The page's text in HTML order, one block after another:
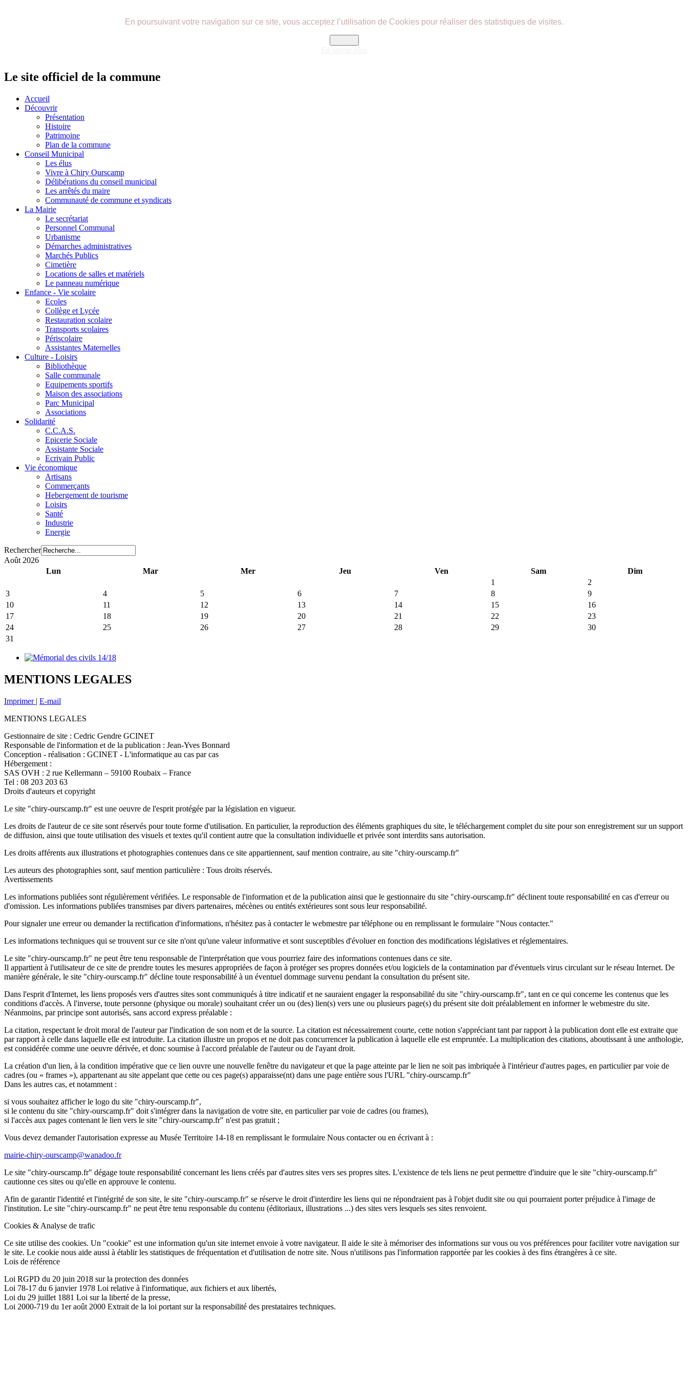
En poursuivant votre navigation sur ce site, vous acceptez l’utilisation de Cookies pour réaliser des statistiques de visites.
Le site officiel de la commune
Accueil
Découvrir
Présentation
Histoire
Patrimoine
Plan de la commune
Conseil Municipal
Les élus
Vivre à Chiry Ourscamp
Délibérations du conseil municipal
Les arrêtés du maire
Communauté de commune et syndicats
La Mairie
Le secrétariat
Personnel Communal
Urbanisme
Démarches administratives
Marchés Publics
Cimetière
Locations de salles et matériels
Le panneau numérique
Enfance - Vie scolaire
Ecoles
Collège et Lycée
Restauration scolaire
Transports scolaires
Périscolaire
Assistantes Maternelles
Culture - Loisirs
Bibliothèque
Salle communale
Equipements sportifs
Maison des associations
Parc Municipal
Associations
Solidarité
C.C.A.S.
Epicerie Sociale
Assistante Sociale
Ecrivain Public
Vie économique
Artisans
Commerçants
Hebergement de tourisme
Loisirs
Santé
Industrie
Energie
Rechercher
Août 2026
Lun
Mar Mer Jeu Ven Sam
Dim
1
2
3
4 5 6 7 8
9
10
11 12 13 14 15
16
17
18 19 20 21 22
23
24
25 26 27 28 29
30
31
MENTIONS LEGALES
Imprimer | E-mail
MENTIONS LEGALES
Gestionnaire de site : Cedric Gendre GCINET
Responsable de l'information et de la publication : Jean-Yves Bonnard
Conception - réalisation : GCINET - L'informatique au cas par cas
Hébergement :
SAS OVH : 2 rue Kellermann – 59100 Roubaix – France
Tel : 08 203 203 63
Droits d'auteurs et copyright
Le site "chiry-ourscamp.fr" est une oeuvre de l'esprit protégée par la législation en vigueur.
Les droits de l'auteur de ce site sont réservés pour toute forme d'utilisation. En particulier, la reproduction des éléments graphiques du site, le téléchargement complet du site pour son enregistrement sur un support
de diffusion, ainsi que toute utilisation des visuels et textes qu'il contient autre que la consultation individuelle et privée sont interdits sans autorisation.
Les droits afférents aux illustrations et photographies contenues dans ce site appartiennent, sauf mention contraire, au site "chiry-ourscamp.fr"
Les auteurs des photographies sont, sauf mention particulière : Tous droits réservés.
Avertissements
Les informations publiées sont régulièrement vérifiées. Le responsable de l'information et de la publication ainsi que le gestionnaire du site "chiry-ourscamp.fr" déclinent toute responsabilité en cas d'erreur ou
d'omission. Les informations publiées transmises par divers partenaires, mécènes ou entités extérieures sont sous leur responsabilité.
Pour signaler une erreur ou demander la rectification d'informations, n'hésitez pas à contacter le webmestre par téléphone ou en remplissant le formulaire "Nous contacter."
Les informations techniques qui se trouvent sur ce site n'ont qu'une valeur informative et sont susceptibles d'évoluer en fonction des modifications législatives et réglementaires.
Le site "chiry-ourscamp.fr" ne peut être tenu responsable de l'interprétation que vous pourriez faire des informations contenues dans ce site.
Il appartient à l'utilisateur de ce site de prendre toutes les mesures appropriées de façon à protéger ses propres données et/ou logiciels de la contamination par d'éventuels virus circulant sur le réseau Internet. De
manière générale, le site "chiry-ourscamp.fr" décline toute responsabilité à un éventuel dommage survenu pendant la consultation du présent site.
Dans l'esprit d'Internet, les liens proposés vers d'autres sites sont communiqués à titre indicatif et ne sauraient engager la responsabilité du site "chiry-ourscamp.fr", tant en ce qui concerne les contenus que les
conditions d'accès. A l'inverse, toute personne (physique ou morale) souhaitant créer un ou (des) lien(s) vers une ou plusieurs page(s) du présent site doit préalablement en informer le webmestre du site.
Néanmoins, par principe sont autorisés, sans accord express préalable :
La citation, respectant le droit moral de l'auteur par l'indication de son nom et de la source. La citation est nécessairement courte, cette notion s'appréciant tant par rapport à la publication dont elle est extraite que
par rapport à celle dans laquelle elle est introduite. La citation illustre un propos et ne doit pas concurrencer la publication à laquelle elle est empruntée. La multiplication des citations, aboutissant à une anthologie,
est considérée comme une oeuvre dérivée, et donc soumise à l'accord préalable de l'auteur ou de l'ayant droit.
La création d'un lien, à la condition impérative que ce lien ouvre une nouvelle fenêtre du navigateur et que la page atteinte par le lien ne soit pas imbriquée à l'intérieur d'autres pages, en particulier par voie de
cadres (ou « frames »), appartenant au site appelant que cette ou ces page(s) apparaisse(nt) dans une page entière sous l'URL "chiry-ourscamp.fr"
Dans les autres cas, et notamment :
si vous souhaitez afficher le logo du site "chiry-ourscamp.fr",
si le contenu du site "chiry-ourscamp.fr" doit s'intégrer dans la navigation de votre site, en particulier par voie de cadres (ou frames),
si l'accès aux pages contenant le lien vers le site "chiry-ourscamp.fr" n'est pas gratuit ;
Vous devez demander l'autorisation expresse au Musée Territoire 14-18 en remplissant le formulaire Nous contacter ou en écrivant à :
mairie-chiry-ourscamp@wanadoo.fr
Le site "chiry-ourscamp.fr" dégage toute responsabilité concernant les liens créés par d'autres sites vers ses propres sites. L'existence de tels liens ne peut permettre d'induire que le site "chiry-ourscamp.fr"
cautionne ces sites ou qu'elle en approuve le contenu.
Afin de garantir l'identité et l'intégrité de son site, le site "chiry-ourscamp.fr" se réserve le droit d'interdire les liens qui ne répondraient pas à l'objet dudit site ou qui pourraient porter préjudice à l'image de
l'institution. Le site "chiry-ourscamp.fr" ne peut être tenu responsable du contenu (éditoriaux, illustrations ...) des sites vers lesquels ses sites renvoient.
Cookies & Analyse de trafic
Ce site utilise des cookies. Un "cookie" est une information qu'un site internet envoie à votre navigateur. Il aide le site à mémoriser des informations sur vous ou vos préférences pour faciliter votre navigation sur
le site. Le cookie nous aide aussi à établir les statistiques de fréquentation et d'utilisation de notre site. Nous n'utilisons pas l'information rapportée par les cookies à des fins étrangères à ce site.
Lois de référence
Loi RGPD du 20 juin 2018 sur la protection des données
Loi 78-17 du 6 janvier 1978 Loi relative à l'informatique, aux fichiers et aux libertés,
Loi du 29 juillet 1881 Loi sur la liberté de la presse,
Loi 2000-719 du 1er août 2000 Extrait de la loi portant sur la responsabilité des prestataires techniques.